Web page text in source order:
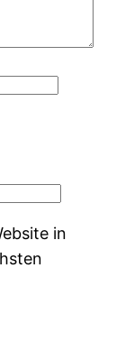
in